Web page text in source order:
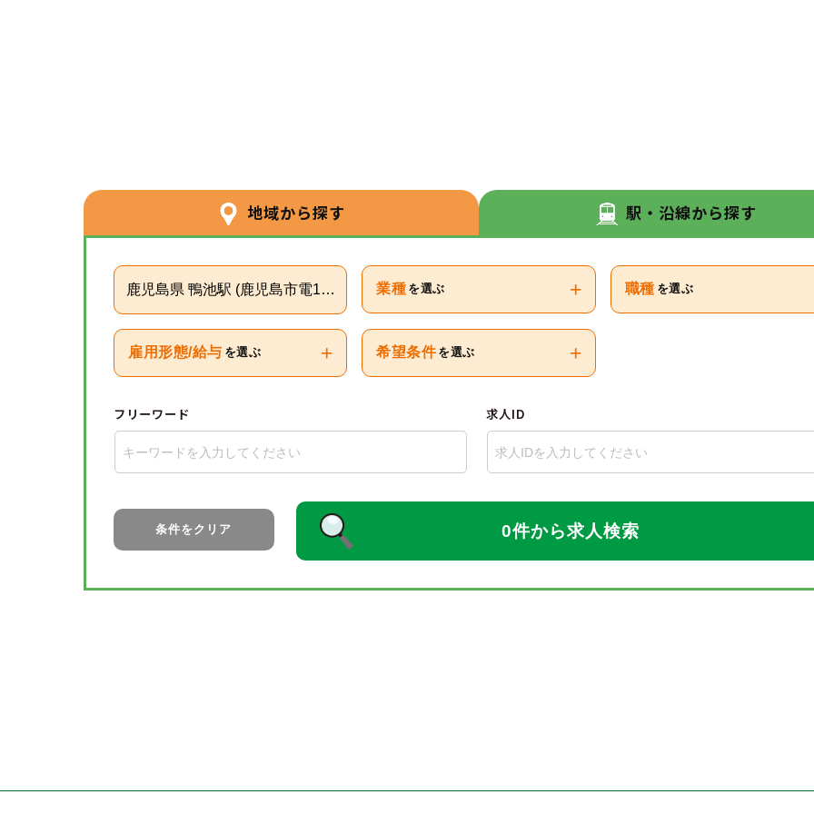
地域から探す 駅・沿線から探す
鹿児島県 鴨池駅 (鹿児島市電1系統) 業種 を選ぶ + 職種 を選ぶ
雇用形態/給与 を選ぶ + 希望条件 を選ぶ +
フリーワード 求人ID
条件をクリア 0件から求人検索